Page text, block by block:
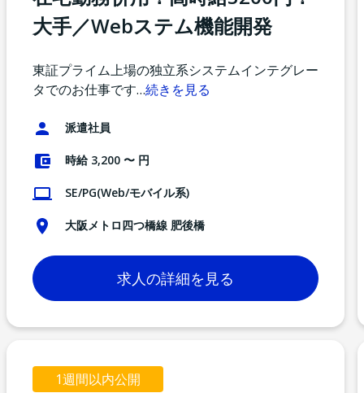
大手／Webステム機能開発
東証プライム上場の独立系システムインテグレー
タでのお仕事です…続きを見る
派遣社員
時給 3,200 〜 円
SE/PG(Web/モバイル系)
大阪メトロ四つ橋線 肥後橋
求人の詳細を見る
1週間以内公開